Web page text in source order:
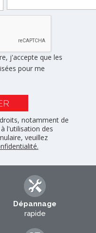
j'accepte que les
pour me
notamment de
l'utilisation des
veuillez
Dépannage
rapide